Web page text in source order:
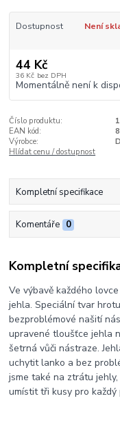
Dostupnost Není
44 Kč
36 Kč bez DPH
Momentálně není k
Číslo produktu:
EAN kód:
Výrobce:
Hlídat cenu / dostupnost
Kompletní specifikace
Komentáře 0
Kompletní
Ve výbavě každého
jehla. Speciální tvar
bezproblémové našití
upravené tloušťce jehla
šetrná vůči nástraze.
uchytit lanko a bez
jsme také na ztrátu
umístit tři kusy pro každý